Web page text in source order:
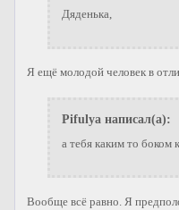
Дяденька,
Я ещё молодой человек в
Pifulya написал(а):
а тебя каким то боком
Вообще всё равно. Я